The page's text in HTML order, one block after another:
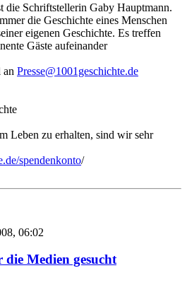
die Schriftstellerin Gaby Hauptmann.
die Geschichte eines Menschen
eigenen Geschichte. Es treffen
Gäste aufeinander
an Presse@1001geschichte.de
Leben zu erhalten, sind wir sehr
spendenkonto/
06:02
die Medien gesucht